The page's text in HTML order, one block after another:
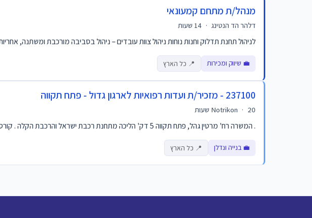
מנהל/ת מתחם קמעונאי
דלהר הד הנטינג ·
לניהול תחנת תדלוק וחנות נוחות ניהול צוות עובדים – ניהול בסביבה מורכבת ומשתנה,
💼 שיווק ומכירות 📍 כל הארץ
237100 - מזכיר/ת ועדות רפואיות לארגון גדול - פתח תקווה
Notrikon · 20 שעות
. המשרה רח' מרטין גהל, פתח תקווה 5 דק' הליכה מתחנת רכבת ישראל והרכבת הקלה . קורס ותעודה הם מטעם הביטוח הלאומי – נכס מקצועי לכל החיים... דריסת רגל לעולם הר...
💼 בנייה ונדלן 📍 כל הארץ